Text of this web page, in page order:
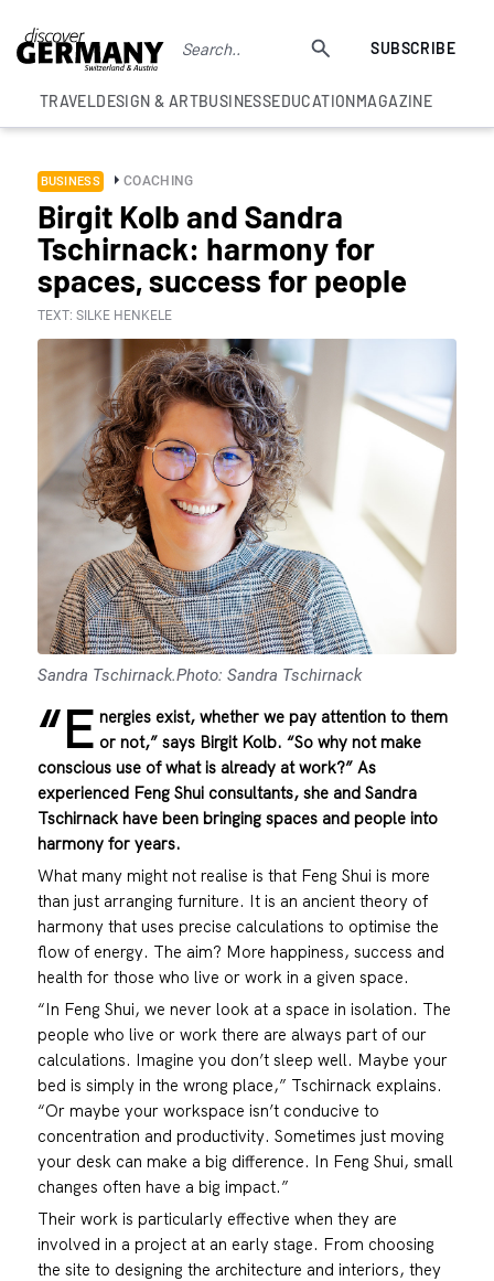
SUBSCRIBE
TRAVELDESIGN & ARTBUSINESSEDUCATIONMAGAZINE
BUSINESS COACHING
Birgit Kolb and Sandra
Tschirnack: harmony for
spaces, success for people
TEXT: SILKE HENKELE
Sandra Tschirnack.Photo: Sandra Tschirnack
“E nergies exist, whether we pay attention to them
or not,” says Birgit Kolb. “So why not make
conscious use of what is already at work?” As
experienced Feng Shui consultants, she and Sandra
Tschirnack have been bringing spaces and people into
harmony for years.
What many might not realise is that Feng Shui is more
than just arranging furniture. It is an ancient theory of
harmony that uses precise calculations to optimise the
flow of energy. The aim? More happiness, success and
health for those who live or work in a given space.
“In Feng Shui, we never look at a space in isolation. The
people who live or work there are always part of our
calculations. Imagine you don’t sleep well. Maybe your
bed is simply in the wrong place,” Tschirnack explains.
“Or maybe your workspace isn’t conducive to
concentration and productivity. Sometimes just moving
your desk can make a big difference. In Feng Shui, small
changes often have a big impact.”
Their work is particularly effective when they are
involved in a project at an early stage. From choosing
the site to designing the architecture and interiors, they